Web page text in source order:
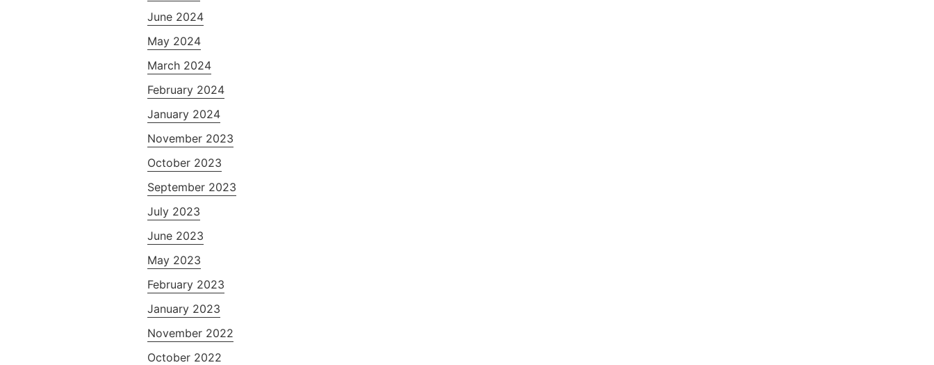
June 2024
May 2024
March 2024
February 2024
January 2024
November 2023
October 2023
September 2023
July 2023
June 2023
May 2023
February 2023
January 2023
November 2022
October 2022